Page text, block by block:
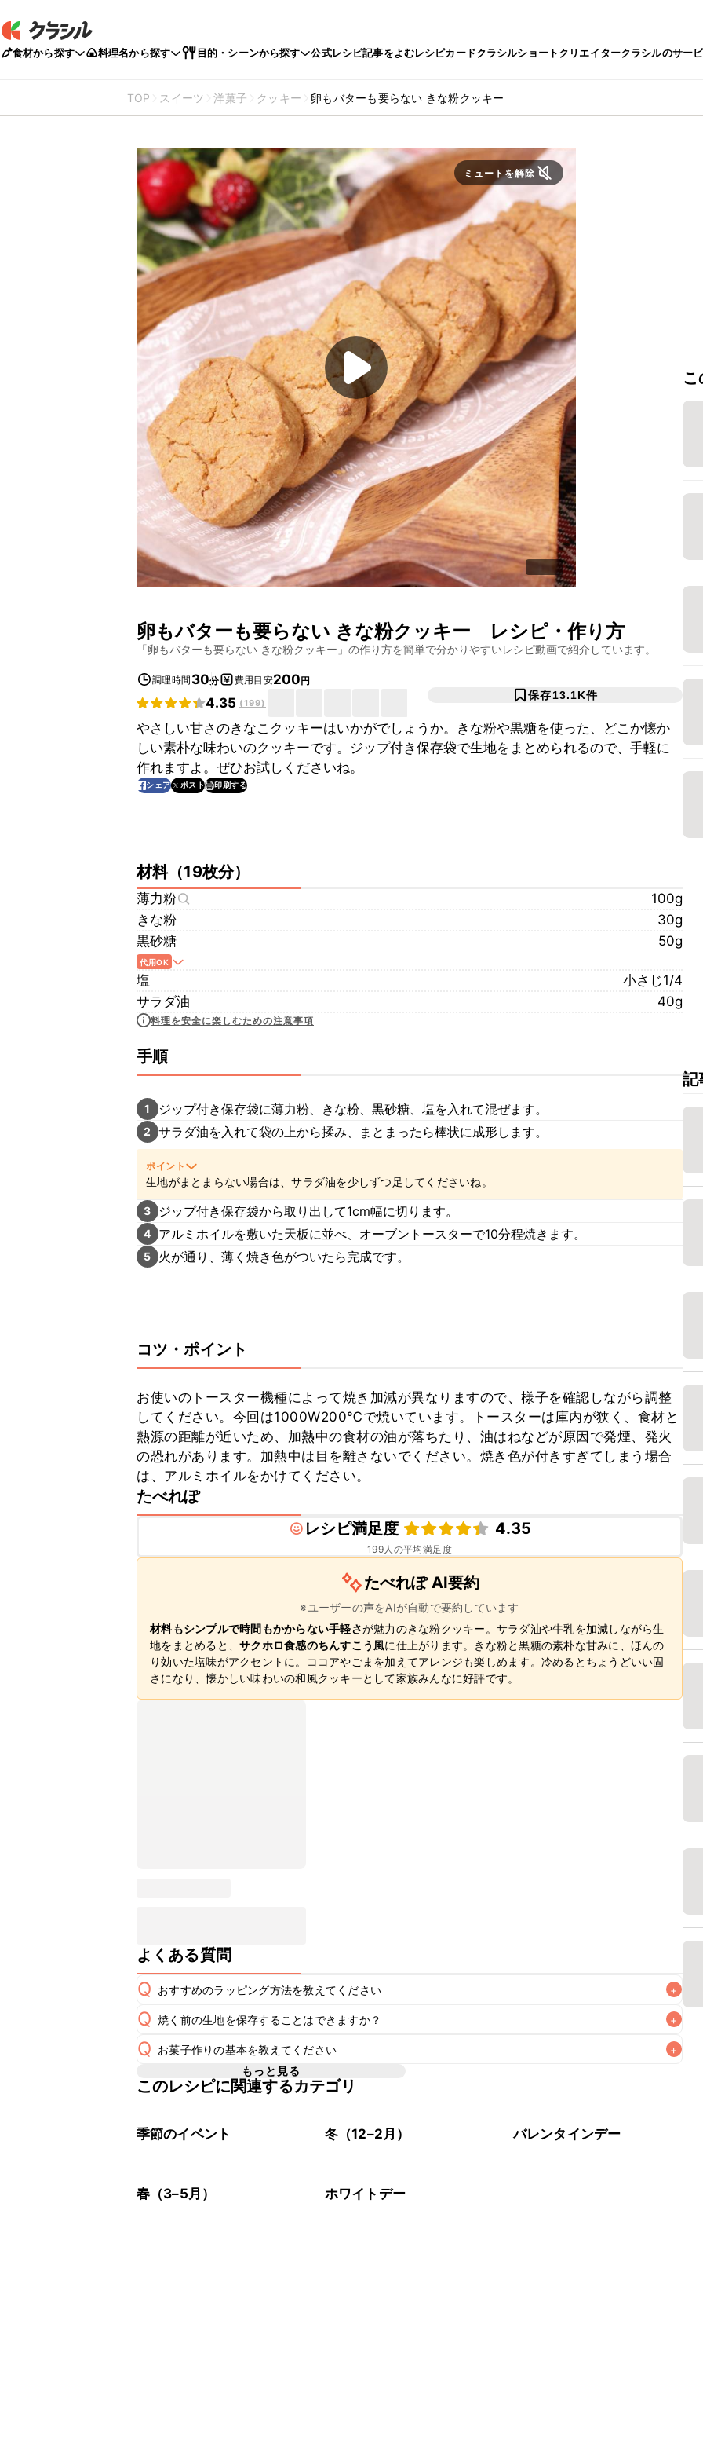
食材から探す 料理名から探す 目的・シーンから探す 公式レシピ記事をよむレシピカードクラシルショートクリエイタークラシルのサー
TOP スイーツ 洋菓子 クッキー 卵もバターも要らない きな粉クッキー
ミュートを解除
卵もバターも要らない きな粉クッキー レシピ・作り方
「卵もバターも要らない きな粉クッキー 」の作り方を簡単で分かりやすいレシピ動画で紹介しています。
調理時間 30分 費用目安200円
4.35 (199)
保存13.1K件
やさしい甘さのきなこクッキーはいかがでしょうか。きな粉や黒糖を使った、どこか懐か
しい素朴な味わいのクッキーです。ジップ付き保存袋で生地をまとめられるので、手軽に
作れますよ。ぜひお試しくださいね。
シェア ポスト 印刷する
材料（19枚分）
薄力粉
100g
きな粉
30g
黒砂糖
50g
代用OK
塩
小さじ1/4
サラダ油
40g
料理を安全に楽しむための注意事項
手順
1 ジップ付き保存袋に薄力粉、きな粉、黒砂糖、塩を入れて混ぜます。
2 サラダ油を入れて袋の上から揉み、まとまったら棒状に成形します。
ポイント
生地がまとまらない場合は、サラダ油を少しずつ足してくださいね。
3 ジップ付き保存袋から取り出して1cm幅に切ります。
4 アルミホイルを敷いた天板に並べ、オーブントースターで10分程焼きます。
5 火が通り、薄く焼き色がついたら完成です。
コツ・ポイント
お使いのトースター機種によって焼き加減が異なりますので、様子を確認しながら調整
してください。今回は1000W200℃で焼いています。トースターは庫内が狭く、食材と
熱源の距離が近いため、加熱中の食材の油が落ちたり、油はねなどが原因で発煙、発火
の恐れがあります。加熱中は目を離さないでください。焼き色が付きすぎてしまう場合
は、アルミホイルをかけてください。
たべれぽ
レシピ満足度
4.35
199人の平均満足度
たべれぽ AI要約
※ユーザーの声をAIが自動で要約しています
材料もシンプルで時間もかからない手軽さが魅力のきな粉クッキー。サラダ油や牛乳を加減しながら生
地をまとめると、 サクホロ食感のちんすこう風に仕上がります。きな粉と黒糖の素朴な甘みに、ほんの
り効いた塩味がアクセントに。ココアやごまを加えてアレンジも楽しめます。冷めるとちょうどいい固
さになり、懐かしい味わいの和風クッキーとして家族みんなに好評です。
よくある質問
Q おすすめのラッピング方法を教えてください +
A
Q 焼く前の生地を保存することはできますか？ +
焼く前の生地（成形後）の保存期間は冷蔵で当日中が目安です。それ以上保存したい場合は冷凍で
保存し、1週間を目安に焼き上げることをおすすめいたします。冷凍保存した場合は冷蔵庫で解凍
Q お菓子作りの基本を教えてください +
A こちらで「手づくりの基本」に関するレシピをご紹介しております。ぜひ参考にしてみてください
もっと見る
このレシピに関連するカテゴリ
季節のイベント 冬（12–2月） バレンタインデー
春（3–5月） ホワイトデー
記